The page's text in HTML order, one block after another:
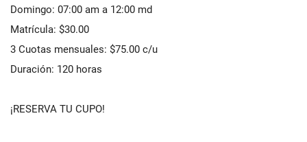
Domingo: 07:00 am a 12:00 md
Matrícula: $30.00
3 Cuotas mensuales: $75.00 c/u
Duración: 120 horas
¡RESERVA TU CUPO!